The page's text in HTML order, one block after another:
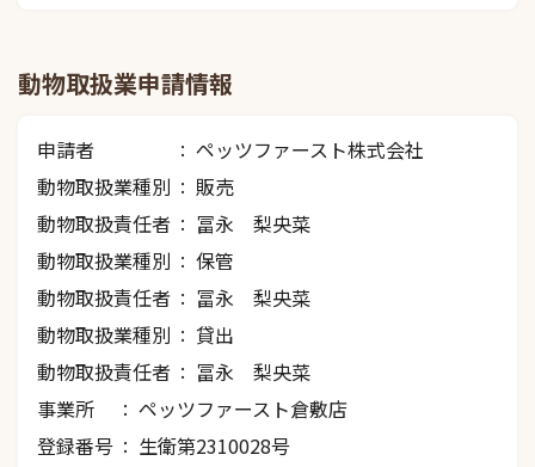
動物取扱業申請情報
申請者
ペッツファースト株式会社
動物取扱業種別
販売
動物取扱責任者
冨永 梨央菜
動物取扱業種別
保管
動物取扱責任者
冨永 梨央菜
動物取扱業種別
貸出
動物取扱責任者
冨永 梨央菜
事業所
ペッツファースト倉敷店
登録番号
生衛第2310028号